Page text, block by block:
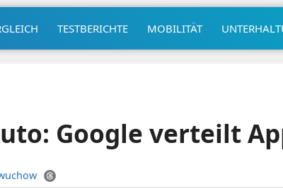
TESTBERICHTE MOBILITÄT
Google verteilt